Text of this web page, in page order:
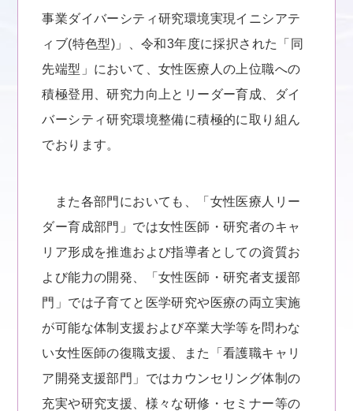
事業ダイバーシティ研究環境実現イニシアテ
ィブ(特色型)」、令和3年度に採択された「同
先端型」において、女性医療人の上位職への
積極登用、研究力向上とリーダー育成、ダイ
バーシティ研究環境整備に積極的に取り組ん
でおります。
また各部門においても、「女性医療人リー
ダー育成部門」では女性医師・研究者のキャ
リア形成を推進および指導者としての資質お
よび能力の開発、「女性医師・研究者支援部
門」では子育てと医学研究や医療の両立実施
が可能な体制支援および卒業大学等を問わな
い女性医師の復職支援、また「看護職キャリ
ア開発支援部門」ではカウンセリング体制の
充実や研究支援、様々な研修・セミナー等の